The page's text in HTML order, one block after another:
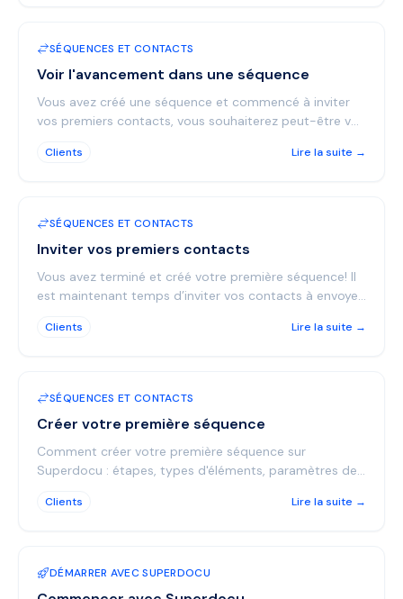
SÉQUENCES ET CONTACTS
Voir l'avancement dans une séquence
Vous avez créé une séquence et commencé à inviter
vos premiers contacts, vous souhaiterez peut-être voir
No...
Clients Lire la suite →
SÉQUENCES ET CONTACTS
Inviter vos premiers contacts
Vous avez terminé et créé votre première séquence! Il
est maintenant temps d’inviter vos contacts à envoyer
Clients Lire la suite →
SÉQUENCES ET CONTACTS
Créer votre première séquence
Comment créer votre première séquence sur
Superdocu : étapes, types d'éléments, paramètres de
Clients Lire la suite →
DÉMARRER AVEC SUPERDOCU